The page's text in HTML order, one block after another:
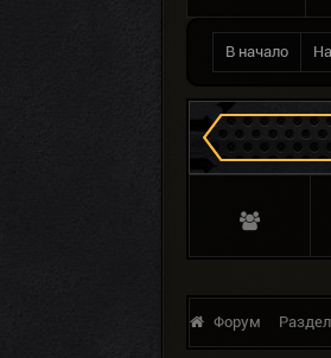
В начало
Сталкеров в
Форум